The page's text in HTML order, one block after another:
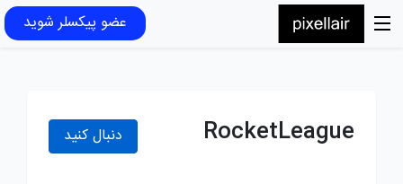
عضو پیکسلر شوید
RocketLeague دنبال کنید